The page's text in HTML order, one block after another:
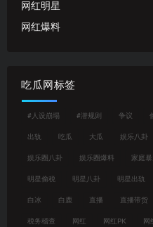
网红明星
网红爆料
吃瓜网标签
#人设崩塌 #潜规则 争议
出轨 吃瓜 大瓜 娱乐八卦
娱乐圈八卦 娱乐圈爆料 家庭暴
明星偷税 明星八卦 明星出轨
白冰 白鹿 直播 直播带货
税务稽查 网红 网红PK 网